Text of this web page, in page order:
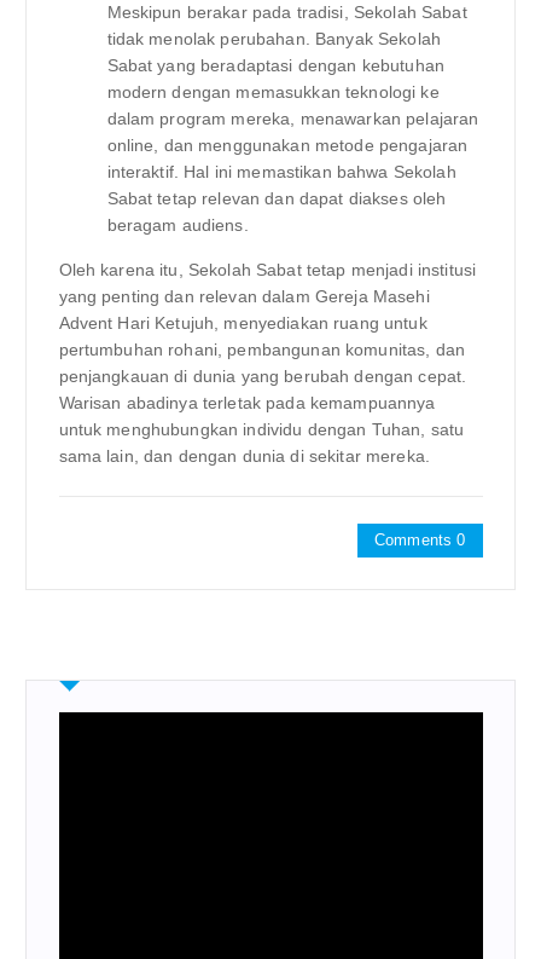
Meskipun berakar pada tradisi, Sekolah Sabat
tidak menolak perubahan. Banyak Sekolah
Sabat yang beradaptasi dengan kebutuhan
modern dengan memasukkan teknologi ke
dalam program mereka, menawarkan pelajaran
online, dan menggunakan metode pengajaran
interaktif. Hal ini memastikan bahwa Sekolah
Sabat tetap relevan dan dapat diakses oleh
beragam audiens.
Oleh karena itu, Sekolah Sabat tetap menjadi institusi
yang penting dan relevan dalam Gereja Masehi
Advent Hari Ketujuh, menyediakan ruang untuk
pertumbuhan rohani, pembangunan komunitas, dan
penjangkauan di dunia yang berubah dengan cepat.
Warisan abadinya terletak pada kemampuannya
untuk menghubungkan individu dengan Tuhan, satu
sama lain, dan dengan dunia di sekitar mereka.
Comments 0